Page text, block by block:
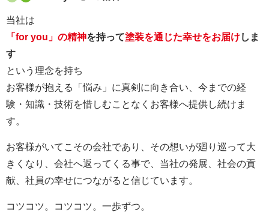
当社は
「for you」の精神を持って塗装を通じた幸せをお届けしま
す
という理念を持ち
お客様が抱える「悩み」に真剣に向き合い、今までの経
験・知識・技術を惜しむことなくお客様へ提供し続けま
す。
お客様がいてこその会社であり、その想いが廻り巡って大
きくなり、会社へ返ってくる事で、当社の発展、社会の貢
献、社員の幸せにつながると信じています。
コツコツ。コツコツ。一歩ずつ。